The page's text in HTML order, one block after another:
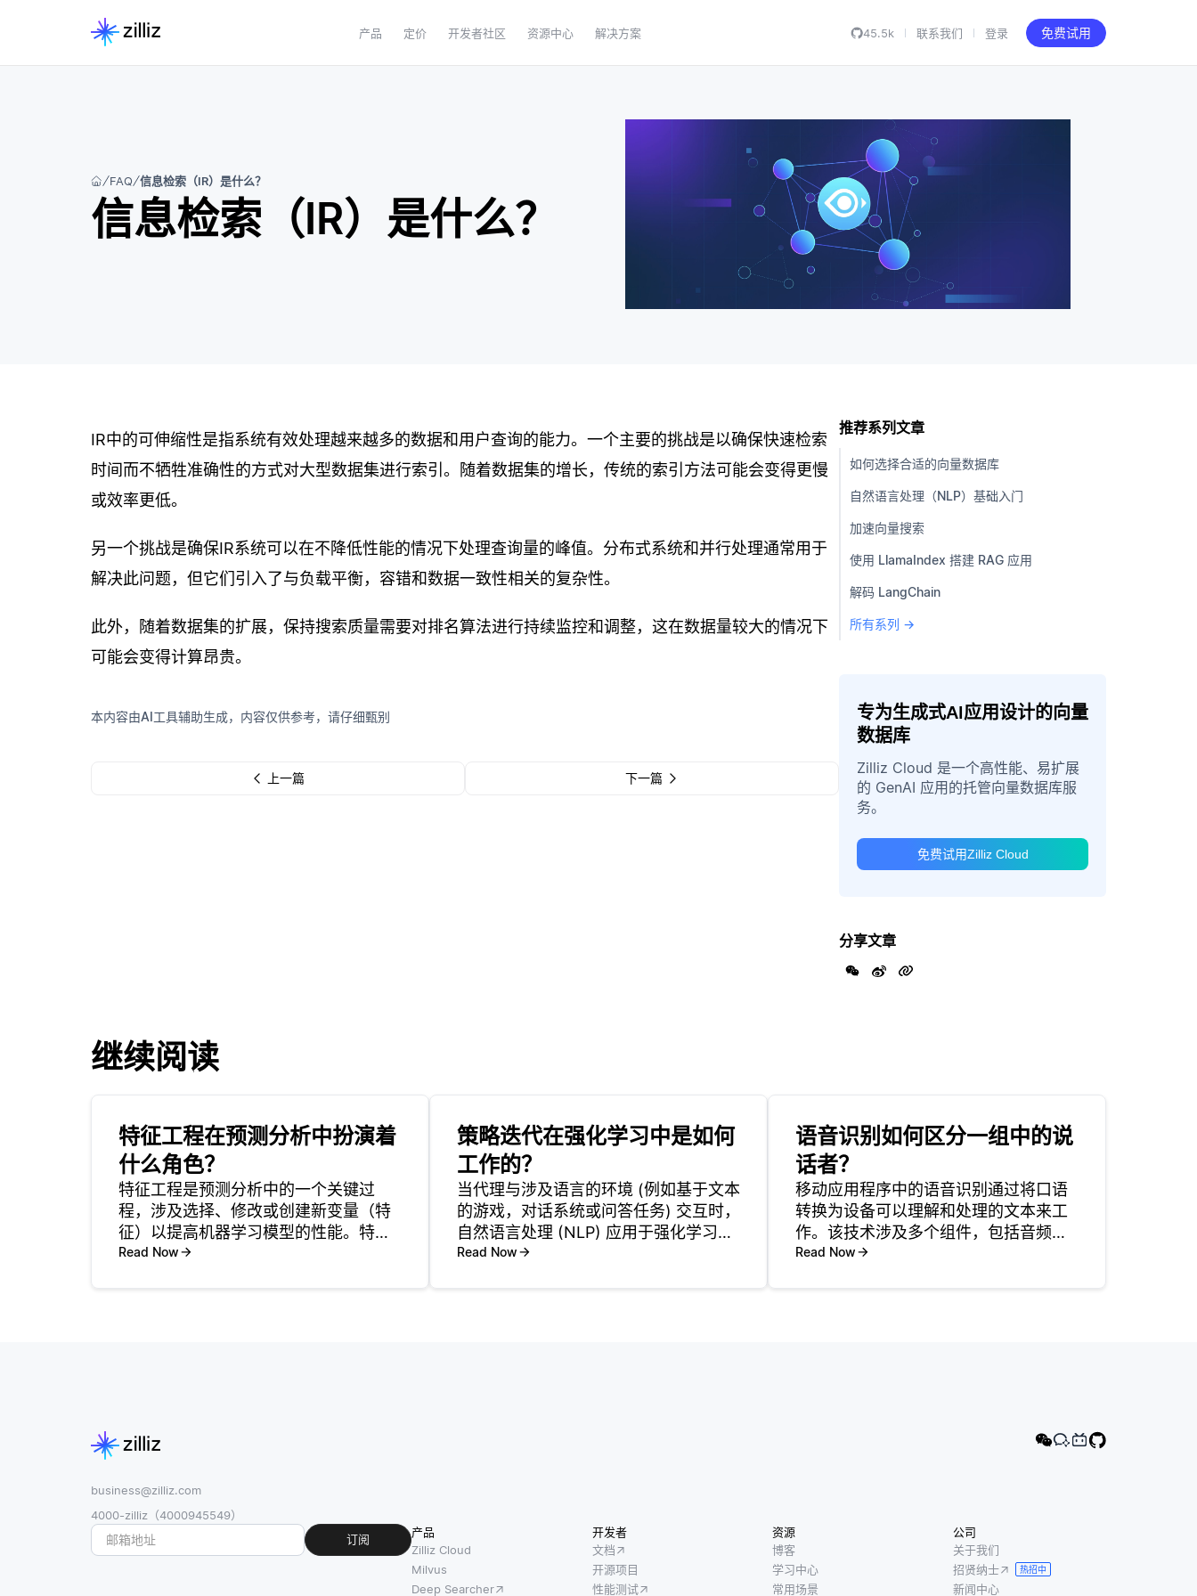
产品 定价 开发者社区 资源中心 解决方案 45.5k 联系我们 登录 免费试用
FAQ 信息检索（IR）是什么？
信息检索（IR）是什么？
IR中的可伸缩性是指系统有效处理越来越多的数据和用户查询的能力。一个主要的挑战是以确保快速检索
时间而不牺牲准确性的方式对大型数据集进行索引。随着数据集的增长，传统的索引方法可能会变得更慢
或效率更低。
另一个挑战是确保IR系统可以在不降低性能的情况下处理查询量的峰值。分布式系统和并行处理通常用于
解决此问题，但它们引入了与负载平衡，容错和数据一致性相关的复杂性。
此外，随着数据集的扩展，保持搜索质量需要对排名算法进行持续监控和调整，这在数据量较大的情况下
可能会变得计算昂贵。
本内容由AI工具辅助生成，内容仅供参考，请仔细甄别
上一篇 下一篇
推荐系列文章
如何选择合适的向量数据库
自然语言处理（NLP）基础入门
加速向量搜索
使用 LlamaIndex 搭建 RAG 应用
解码 LangChain
所有系列 →
专为生成式AI应用设计的向量
数据库
Zilliz Cloud 是一个高性能、易扩展
的 GenAI 应用的托管向量数据库服
务。
免费试用Zilliz Cloud
分享文章
继续阅读
特征工程在预测分析中扮演着
什么角色？
特征工程是预测分析中的一个关键过
程，涉及选择、修改或创建新变量（特
征）以提高机器学习模型的性能。特征
工程的主要目的是增强模型捕捉数据中
Read Now
策略迭代在强化学习中是如何
工作的？
当代理与涉及语言的环境 (例如基于文本
的游戏，对话系统或问答任务) 交互时，
自然语言处理 (NLP) 应用于强化学习。
在这种情况下，代理必须解释和生成语
Read Now
语音识别如何区分一组中的说
话者？
移动应用程序中的语音识别通过将口语
转换为设备可以理解和处理的文本来工
作。该技术涉及多个组件，包括音频输
入捕获，信号处理，特征提取和识别算
Read Now
business@zilliz.com
4000-zilliz（4000945549）
订阅
产品
Zilliz Cloud
Milvus
Deep Searcher
开发者
文档
开源项目
性能测试
资源
博客
学习中心
常用场景
公司
关于我们
招贤纳士
热招中
新闻中心